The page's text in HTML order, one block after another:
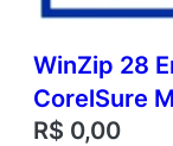
WinZip 28
CorelSure
R$ 0,00